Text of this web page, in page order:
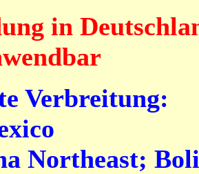
in
Verbreitung:
Northeast;